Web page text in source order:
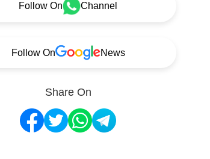
Follow On Channel
Follow On News
Share On